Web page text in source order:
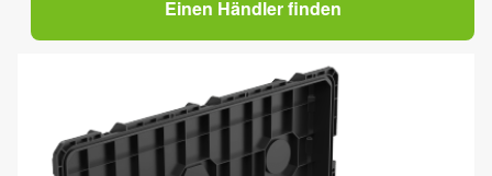
Einen Händler finden